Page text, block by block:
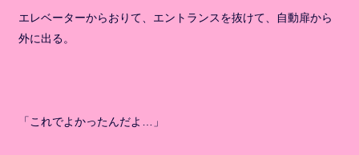
エレベーターからおりて、エントランスを抜けて、自動扉から
外に出る。
「これでよかったんだよ…」